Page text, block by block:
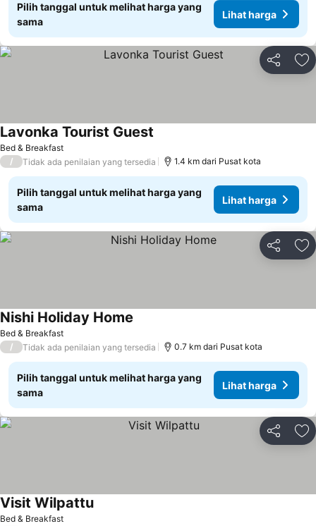
Pilih tanggal untuk melihat harga yang
sama
Lihat harga
Bagikan
Bed & Breakfast
Lavonka Tourist Guest
/ Tidak ada penilaian yang tersedia 1.4 km dari Pusat kota
Pilih tanggal untuk melihat harga yang
sama
Lihat harga
Bagikan
Bed & Breakfast
Nishi Holiday Home
/ Tidak ada penilaian yang tersedia 0.7 km dari Pusat kota
Pilih tanggal untuk melihat harga yang
sama
Lihat harga
Bagikan
Bed & Breakfast
Visit Wilpattu